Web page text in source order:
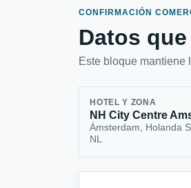
CONFIRMACIÓN
Datos
Este bloque mantiene
HOTEL Y ZONA
NH City Centre
Ámsterdam, Holanda
NL